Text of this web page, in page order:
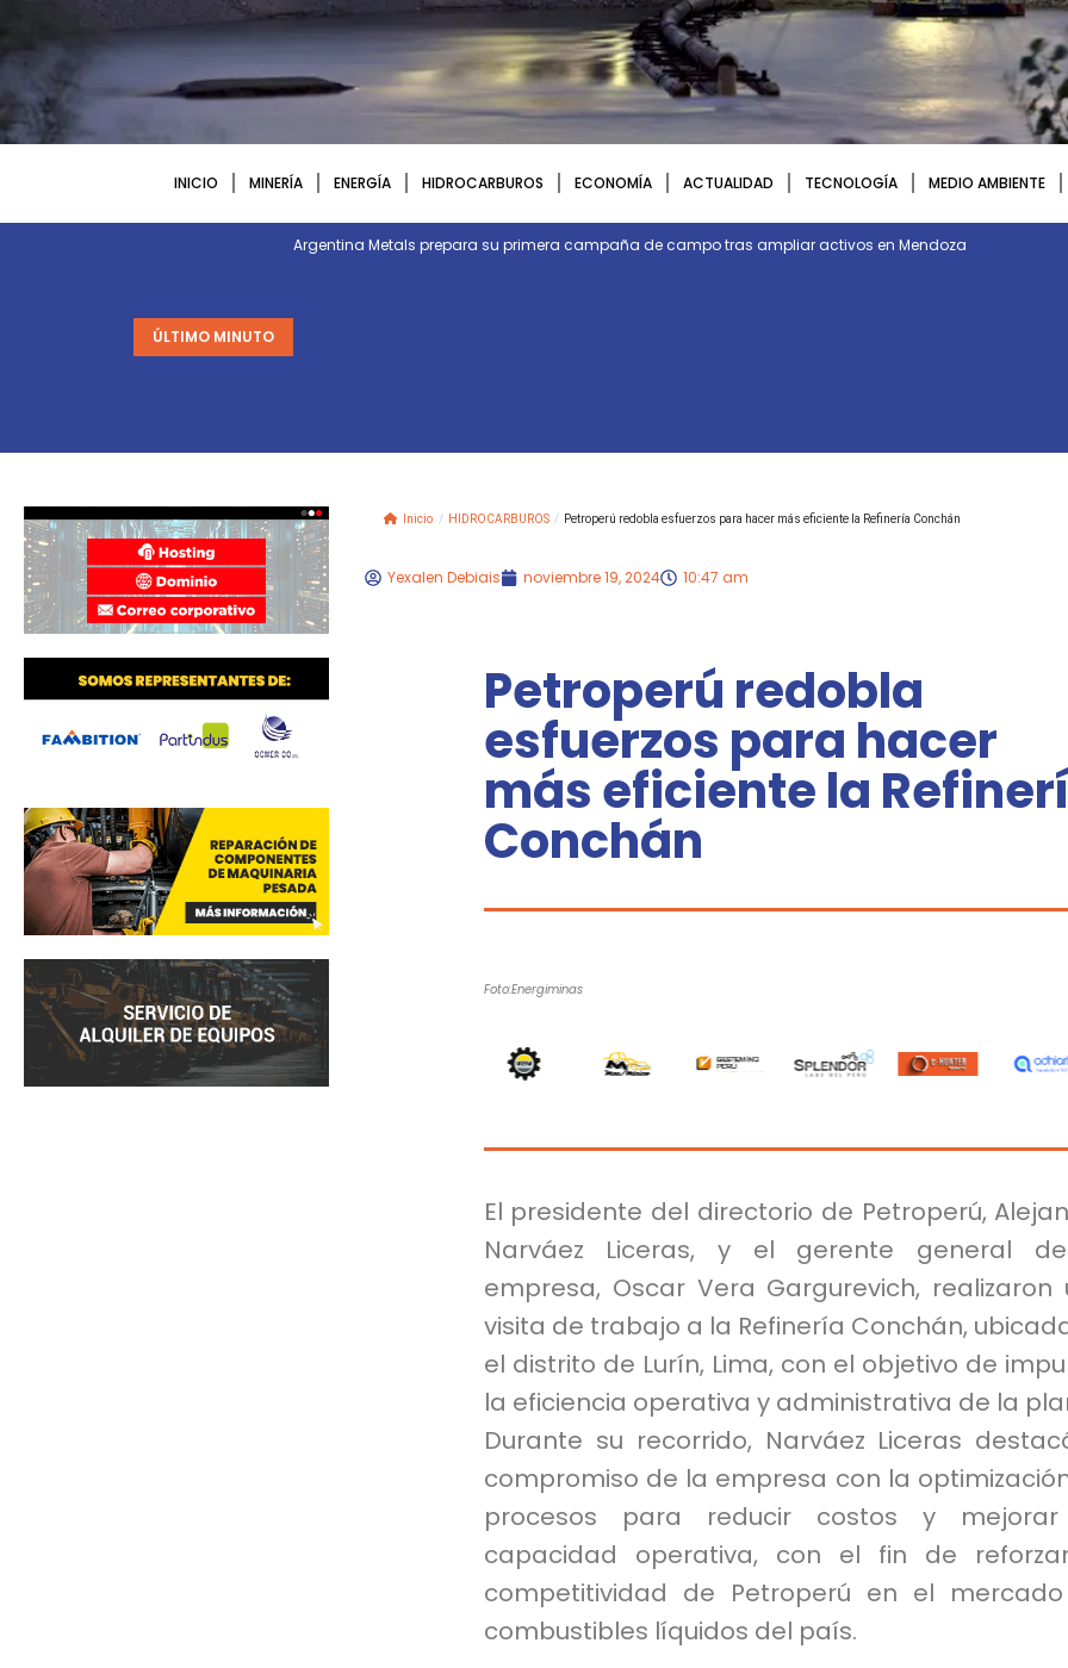
INICIO MINERÍA ENERGÍA HIDROCARBUROS ECONOMÍA ACTUALIDAD TECNOLOGÍA MEDIO AMBIENTE
ÚLTIMO MINUTO
Argentina Metals prepara su primera campaña de campo tras ampliar activos en Mendoza
Inicio / HIDROCARBUROS / Petroperú redobla esfuerzos para hacer más eficiente la Refinería Conchán
Yexalen Debiais noviembre 19, 2024 10:47 am
Petroperú redobla
esfuerzos para hacer
más eficiente la
Conchán
Foto:Energiminas
El presidente del directorio de Petroperú,
Narváez Liceras, y el gerente general
empresa, Oscar Vera Gargurevich, realizaron
visita de trabajo a la Refinería Conchán,
el distrito de Lurín, Lima, con el objetivo de
la eficiencia operativa y administrativa de la
Durante su recorrido, Narváez Liceras
compromiso de la empresa con la
procesos para reducir costos y
capacidad operativa, con el fin de
competitividad de Petroperú en el
combustibles líquidos del país.